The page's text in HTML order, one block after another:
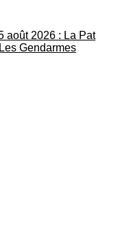
août 2026 : La Pat
Gendarmes